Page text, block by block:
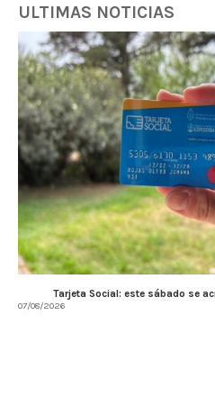
ULTIMAS NOTICIAS
Tarjeta Social: este sábado se
07/08/2026